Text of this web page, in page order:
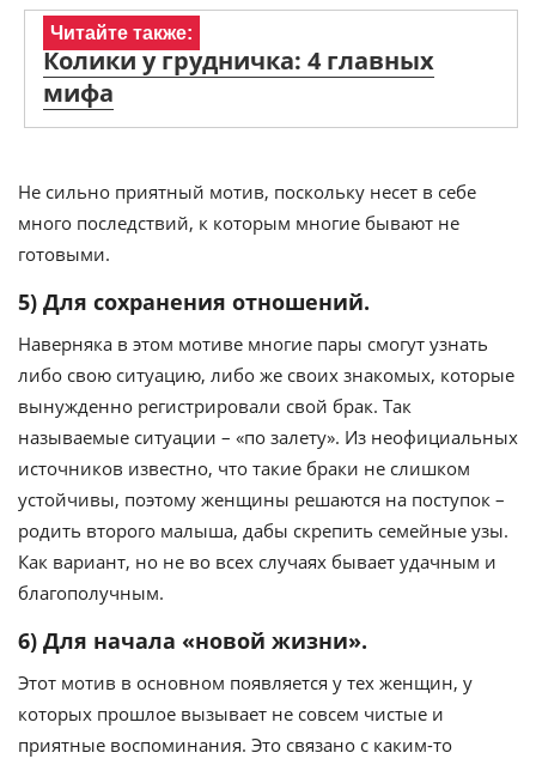
Читайте также:
Колики у грудничка: 4 главных
мифа
Не сильно приятный мотив, поскольку несет в себе
много последствий, к которым многие бывают не
готовыми.
5) Для сохранения отношений.
Наверняка в этом мотиве многие пары смогут узнать
либо свою ситуацию, либо же своих знакомых, которые
вынужденно регистрировали свой брак. Так
называемые ситуации – «по залету». Из неофициальных
источников известно, что такие браки не слишком
устойчивы, поэтому женщины решаются на поступок –
родить второго малыша, дабы скрепить семейные узы.
Как вариант, но не во всех случаях бывает удачным и
благополучным.
6) Для начала «новой жизни».
Этот мотив в основном появляется у тех женщин, у
которых прошлое вызывает не совсем чистые и
приятные воспоминания. Это связано с каким-то